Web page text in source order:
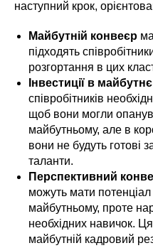
наступний крок,
Майбутній конвеєр
підходять
розгортання в цих
Інвестиції в майбутнє
співробітників
щоб вони могли
майбутньому, але в
вони не будуть готові
таланти.
Перспективний
можуть мати потенціал
майбутньому, проте
необхідних навичок.
майбутній кадровий